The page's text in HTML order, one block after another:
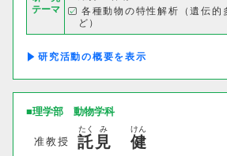
テーマ
各種動物の特性解析（遺伝的
ど）
ミュータントの解析（疾患モ
ど）
研究活動の概要
理学部 動物学科
准教授 託
たく
見
み
健
けん
教職支援センター
学生支援機構